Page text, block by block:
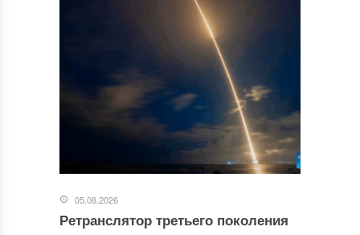
05.08.2026
Ретранслятор третьего поколения